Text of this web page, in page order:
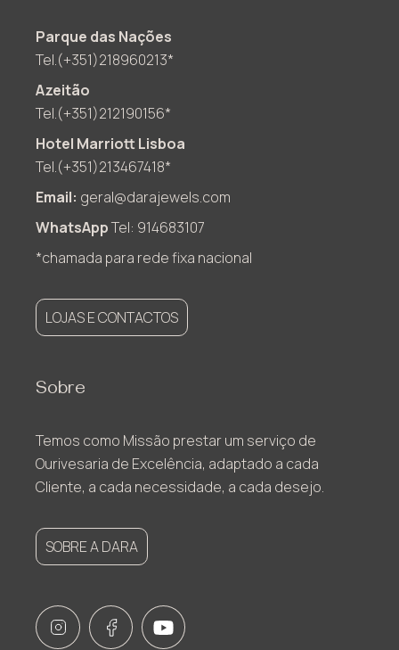
Parque das Nações
Tel.(+351)218960213*
Azeitão
Tel.(+351)212190156*
Hotel Marriott Lisboa
Tel.(+351)213467418*
Email: geral@darajewels.com
WhatsAppTel: 914683107
*chamada para rede fixa nacional
LOJAS E CONTACTOS
Sobre
Temos como Missão prestar um serviço de
Ourivesaria de Excelência, adaptado a cada
Cliente, a cada necessidade, a cada desejo.
SOBRE A DARA